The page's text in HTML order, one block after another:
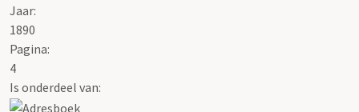
Jaar:
1890
Pagina:
4
Is onderdeel van: